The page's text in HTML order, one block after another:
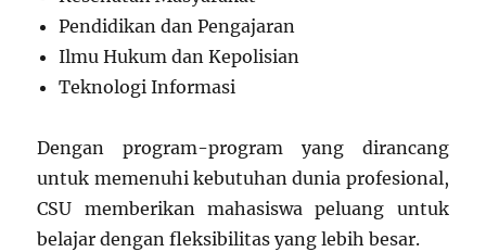
Pendidikan dan Pengajaran
Ilmu Hukum dan Kepolisian
Teknologi Informasi
Dengan program-program yang dirancang
untuk memenuhi kebutuhan dunia profesional,
CSU memberikan mahasiswa peluang untuk
belajar dengan fleksibilitas yang lebih besar.